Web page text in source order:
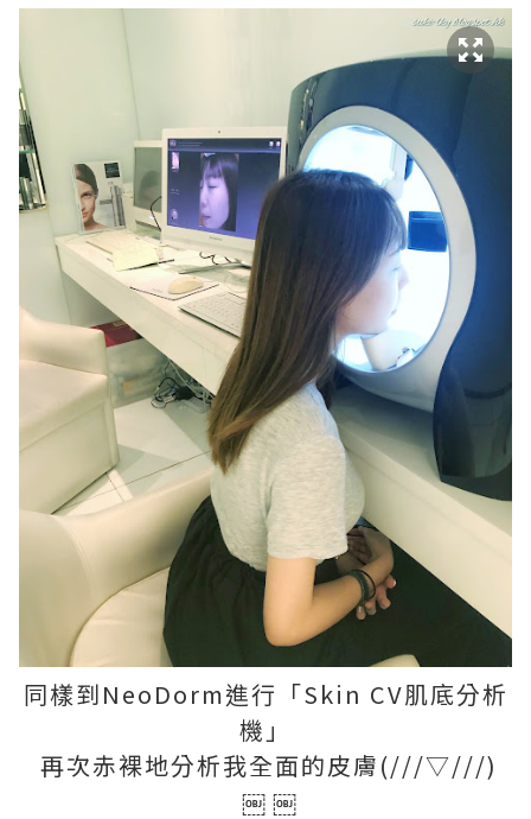
同樣到NeoDorm進行「Skin CV肌底分析
機」
再次赤裸地分析我全面的皮膚(///▽///)
￼ ￼